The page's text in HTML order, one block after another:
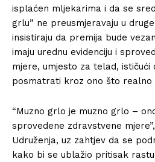
isplaćen mljekarima i da se
grlu” ne preusmjeravaju u
insistiraju da premija bude
imaju urednu evidenciju i
mjere, umjesto za telad,
posmatrati kroz ono što realno
“Muzno grlo je muzno grlo –
sprovedene zdravstvene
Udruženja, uz zahtjev da se
kako bi se ublažio pritisak